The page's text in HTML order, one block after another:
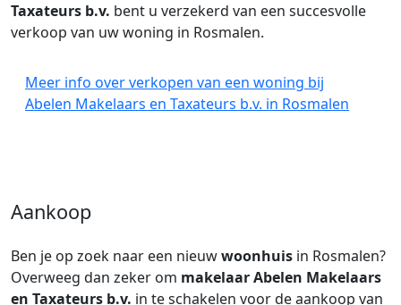
Taxateurs b.v. bent u verzekerd van een succesvolle
verkoop van uw woning in Rosmalen.
Meer info over verkopen van een woning bij
Abelen Makelaars en Taxateurs b.v. in Rosmalen
Aankoop
Ben je op zoek naar een nieuwwoonhuis in Rosmalen?
Overweeg dan zeker om makelaarAbelen Makelaars
en Taxateurs b.v. in te schakelen voor de aankoop van